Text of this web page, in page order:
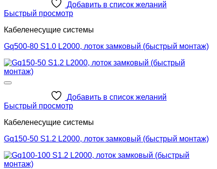
Добавить в список желаний
Быстрый просмотр
Кабеленесущие системы
Gq500-80 S1.0 L2000, лоток замковый (быстрый монтаж)
Добавить в список желаний
Быстрый просмотр
Кабеленесущие системы
Gq150-50 S1.2 L2000, лоток замковый (быстрый монтаж)